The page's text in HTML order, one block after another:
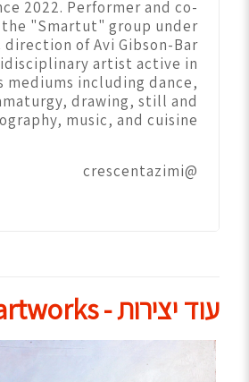
2022. Performer and co-
"Smartut" group under
of Avi Gibson-Bar
artist active in
mediums including dance,
drawing, still and
music, and cuisine.
@crescentazimi
עוד יצירות - More artworks